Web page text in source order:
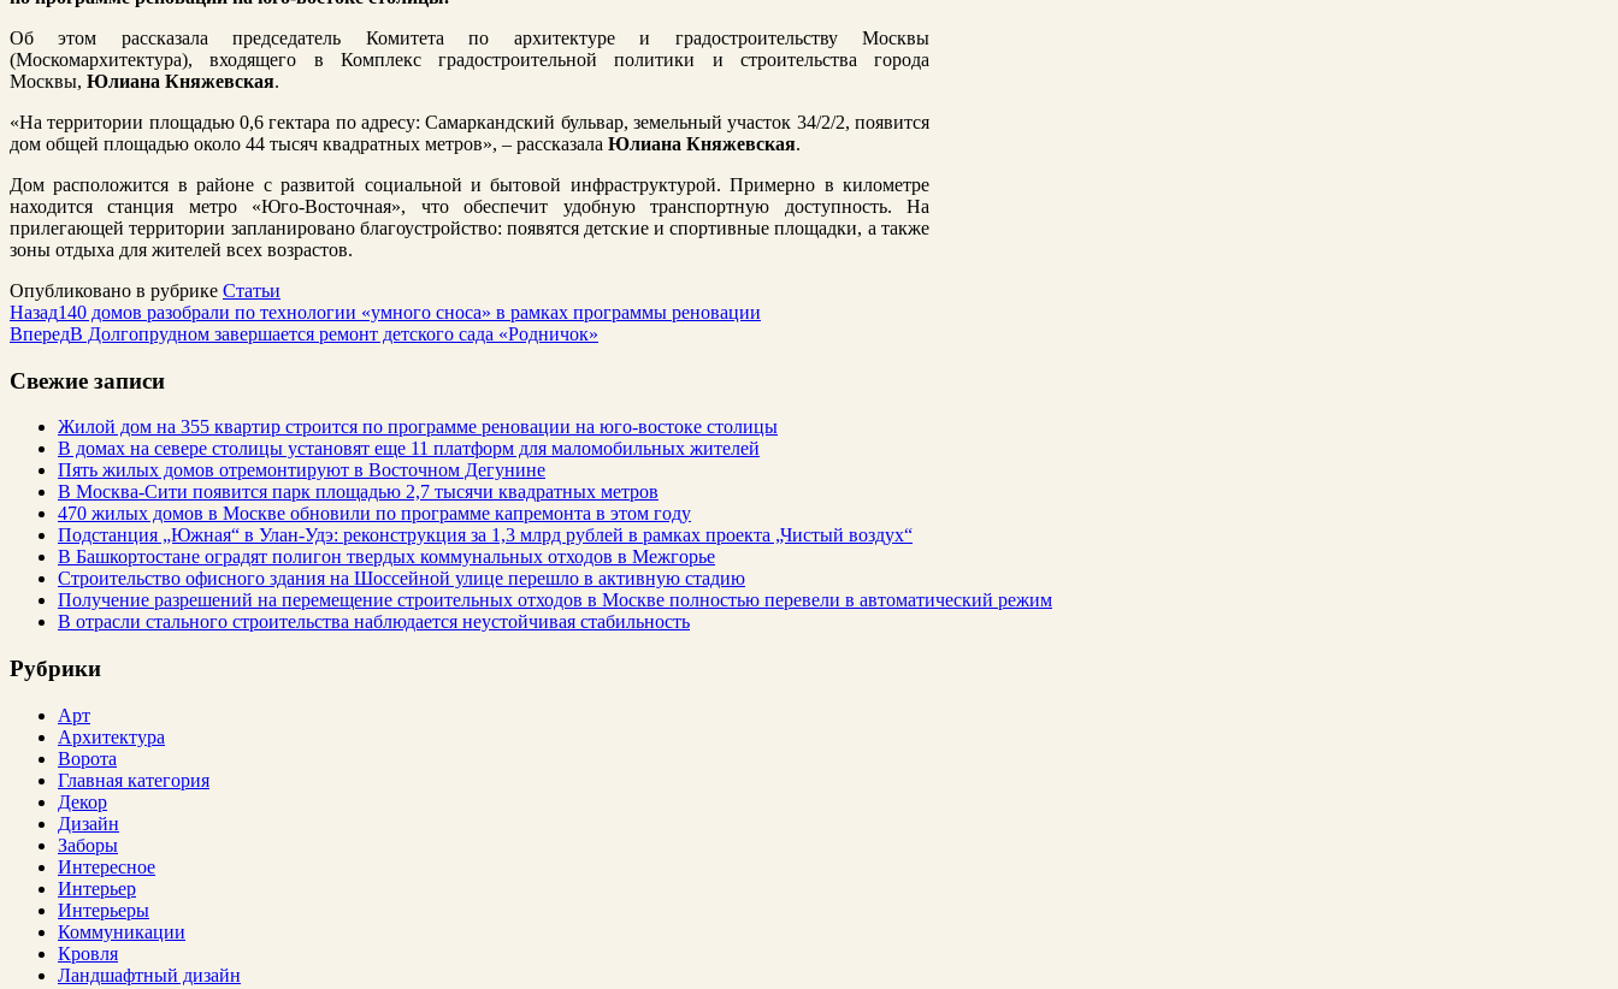
Об этом рассказала председатель Комитета по архитектуре и градостроительству Москвы
(Москомархитектура), входящего в Комплекс градостроительной политики и строительства города
Москвы, Юлиана Княжевская.
«На территории площадью 0,6 гектара по адресу: Самаркандский бульвар, земельный участок 34/2/2, появится
дом общей площадью около 44 тысяч квадратных метров», – рассказала Юлиана Княжевская.
Дом расположится в районе с развитой социальной и бытовой инфраструктурой. Примерно в километре
находится станция метро «Юго-Восточная», что обеспечит удобную транспортную доступность. На
прилегающей территории запланировано благоустройство: появятся детские и спортивные площадки, а также
зоны отдыха для жителей всех возрастов.
Опубликовано в рубрике Статьи
Назад140 домов разобрали по технологии «умного сноса» в рамках программы реновации
ВпередВ Долгопрудном завершается ремонт детского сада «Родничок»
Свежие записи
Жилой дом на 355 квартир строится по программе реновации на юго-востоке столицы
В домах на севере столицы установят еще 11 платформ для маломобильных жителей
Пять жилых домов отремонтируют в Восточном Дегунине
В Москва-Сити появится парк площадью 2,7 тысячи квадратных метров
470 жилых домов в Москве обновили по программе капремонта в этом году
Подстанция „Южная“ в Улан‑Удэ: реконструкция за 1,3 млрд рублей в рамках проекта „Чистый воздух“
В Башкортостане оградят полигон твердых коммунальных отходов в Межгорье
Строительство офисного здания на Шоссейной улице перешло в активную стадию
Получение разрешений на перемещение строительных отходов в Москве полностью перевели в автоматический режим
В отрасли стального строительства наблюдается неустойчивая стабильность
Рубрики
Арт
Архитектура
Ворота
Главная категория
Декор
Дизайн
Заборы
Интересное
Интерьер
Интерьеры
Коммуникации
Кровля
Ландшафтный дизайн